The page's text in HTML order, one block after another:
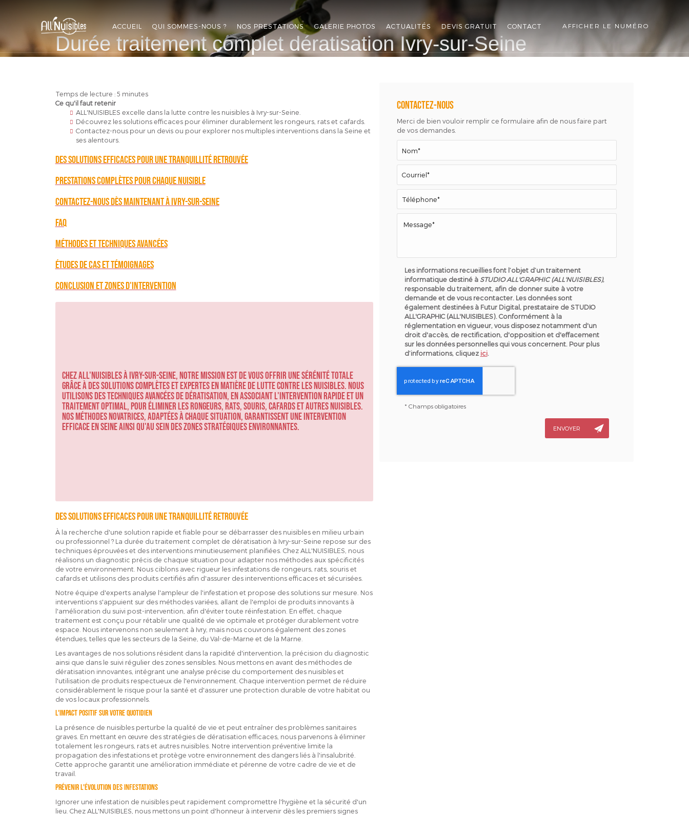
ACCUEIL QUI SOMMES-NOUS ? NOS PRESTATIONS GALERIE PHOTOS ACTUALITÉS DEVIS GRATUIT CONTACT AFFICHER LE NUMÉRO
Durée traitement complet dératisation Ivry-sur-Seine
Temps de lecture : 5 minutes
Ce qu'il faut retenir
ALL'NUISIBLES excelle dans la lutte contre les nuisibles à Ivry-sur-Seine.
Découvrez les solutions efficaces pour éliminer durablement les rongeurs, rats et cafards.
Contactez-nous pour un devis ou pour explorer nos multiples interventions dans la Seine et
ses alentours.
Des solutions efficaces pour une tranquillité retrouvée
Prestations complètes pour chaque nuisible
Contactez-nous dès maintenant à Ivry-sur-Seine
FAQ
Méthodes et techniques avancées
Études de cas et témoignages
Conclusion et zones d'intervention
Chez ALL'NUISIBLES à Ivry-sur-Seine, notre mission est de vous offrir une sérénité totale
grâce à des solutions complètes et expertes en matière de lutte contre les nuisibles. Nous
utilisons des techniques avancées de dératisation, en associant l'intervention rapide et un
traitement optimal, pour éliminer les rongeurs, rats, souris, cafards et autres nuisibles.
Nos méthodes novatrices, adaptées à chaque situation, garantissent une intervention
efficace en Seine ainsi qu'au sein des zones stratégiques environnantes.
Des solutions efficaces pour une tranquillité retrouvée
À la recherche d'une solution rapide et fiable pour se débarrasser des nuisibles en milieu urbain
ou professionnel ? La durée du traitement complet de dératisation à Ivry-sur-Seine repose sur des
techniques éprouvées et des interventions minutieusement planifiées. Chez ALL'NUISIBLES, nous
réalisons un diagnostic précis de chaque situation pour adapter nos méthodes aux spécificités
de votre environnement. Nous ciblons avec rigueur les infestations de rongeurs, rats, souris et
cafards et utilisons des produits certifiés afin d'assurer des interventions efficaces et sécurisées.
Notre équipe d'experts analyse l'ampleur de l'infestation et propose des solutions sur mesure. Nos
interventions s'appuient sur des méthodes variées, allant de l'emploi de produits innovants à
l'amélioration du suivi post-intervention, afin d'éviter toute réinfestation. En effet, chaque
traitement est conçu pour rétablir une qualité de vie optimale et protéger durablement votre
espace. Nous intervenons non seulement à Ivry, mais nous couvrons également des zones
étendues, telles que les secteurs de la Seine, du Val-de-Marne et de la Marne.
Les avantages de nos solutions résident dans la rapidité d'intervention, la précision du diagnostic
ainsi que dans le suivi régulier des zones sensibles. Nous mettons en avant des méthodes de
dératisation innovantes, intégrant une analyse précise du comportement des nuisibles et
l'utilisation de produits respectueux de l'environnement. Chaque intervention permet de réduire
considérablement le risque pour la santé et d'assurer une protection durable de votre habitat ou
de vos locaux professionnels.
L'impact positif sur votre quotidien
La présence de nuisibles perturbe la qualité de vie et peut entraîner des problèmes sanitaires
graves. En mettant en œuvre des stratégies de dératisation efficaces, nous parvenons à éliminer
totalement les rongeurs, rats et autres nuisibles. Notre intervention préventive limite la
propagation des infestations et protège votre environnement des dangers liés à l'insalubrité.
Cette approche garantit une amélioration immédiate et pérenne de votre cadre de vie et de
travail.
Prévenir l'évolution des infestations
Ignorer une infestation de nuisibles peut rapidement compromettre l'hygiène et la sécurité d'un
lieu. Chez ALL'NUISIBLES, nous mettons un point d'honneur à intervenir dès les premiers signes
Contactez-nous
Merci de bien vouloir remplir ce formulaire afin de nous faire part
de vos demandes.
Les informations recueillies font l’objet d’un traitement
informatique destiné àSTUDIO ALL'GRAPHIC (ALL'NUISIBLES),
responsable du traitement, afin de donner suite à votre
demande et de vous recontacter. Les données sont
également destinées à Futur Digital, prestataire de STUDIO
ALL'GRAPHIC (ALL'NUISIBLES). Conformément à la
réglementation en vigueur, vous disposez notamment d'un
droit d'accès, de rectification, d'opposition et d'effacement
sur les données personnelles qui vous concernent. Pour plus
d’informations, cliquez ici.
* Champs obligatoires